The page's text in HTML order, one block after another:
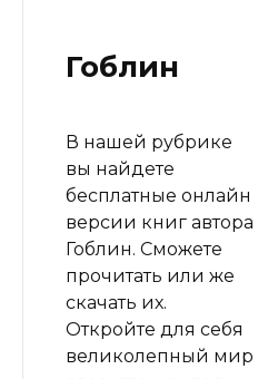
Гоблин
В нашей рубрике
вы найдете
бесплатные онлайн
версии книг автора
Гоблин. Сможете
прочитать или же
скачать их.
Откройте для себя
великолепный мир